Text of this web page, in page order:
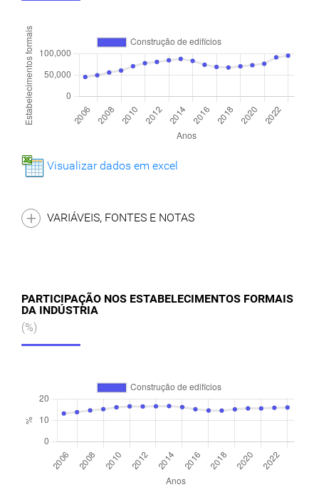
Visualizar dados em excel
VARIÁVEIS, FONTES E NOTAS
PARTICIPAÇÃO NOS ESTABELECIMENTOS FORMAIS
DA INDÚSTRIA
(%)